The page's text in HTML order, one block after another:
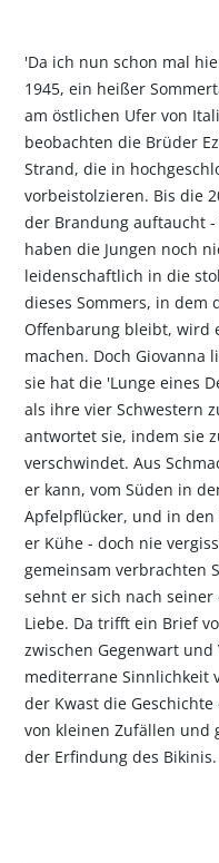
'Da ich nun schon mal
1945, ein heißer
am östlichen Ufer von
beobachten die Brüder
Strand, die in
vorbeistolzieren. Bis die
der Brandung auftaucht
haben die Jungen noch
leidenschaftlich in die
dieses Sommers, in dem
Offenbarung bleibt, wird
machen. Doch Giovanna
sie hat die 'Lunge eines
als ihre vier Schwestern
antwortet sie, indem sie
verschwindet. Aus
er kann, vom Süden in
Apfelpflücker, und in
er Kühe - doch nie
gemeinsam verbrachten
sehnt er sich nach
Liebe. Da trifft ein Brief
zwischen Gegenwart
mediterrane Sinnlichkeit
der Kwast die
von kleinen Zufällen und
der Erfindung des Bikinis.